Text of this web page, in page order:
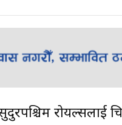
सुदुरपश्चिम